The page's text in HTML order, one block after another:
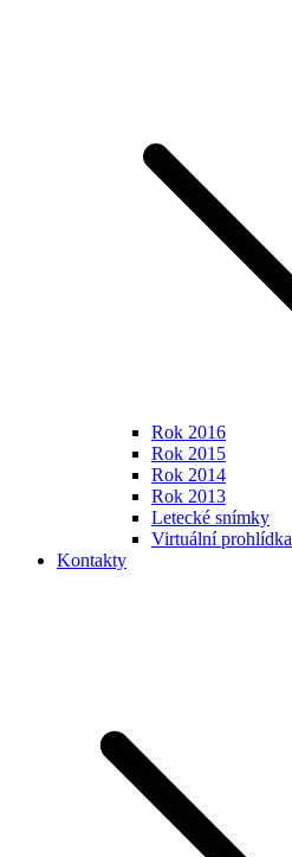
Rok 2016
Rok 2015
Rok 2014
Rok 2013
Letecké snímky
Virtuální prohlídka
Kontakty